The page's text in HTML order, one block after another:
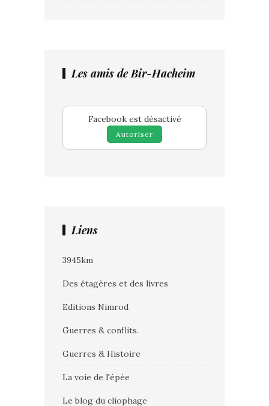
Les amis de Bir-Hacheim
Facebook est désactivé
Autoriser
Liens
3945km
Des étagères et des livres
Editions Nimrod
Guerres & conflits.
Guerres & Histoire
La voie de l'épée
Le blog du cliophage